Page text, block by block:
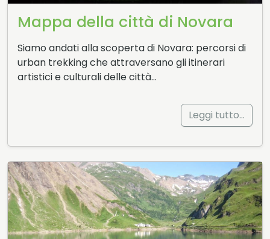
Mappa della città di Novara
Siamo andati alla scoperta di Novara: percorsi di
urban trekking che attraversano gli itinerari
artistici e culturali delle città…
Leggi tutto…